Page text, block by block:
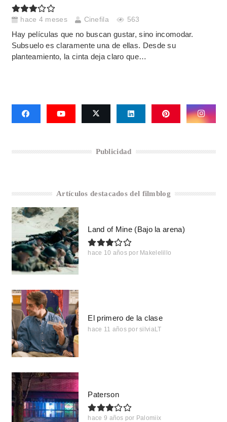
hace 4 meses Cinefila 563
Hay películas que no buscan gustar, sino incomodar.
Subsuelo es claramente una de ellas. Desde su
planteamiento, la cinta deja claro que…
Publicidad
Artículos destacados del filmblog
Land of Mine (Bajo la arena)
hace 10 años por Makelelillo
El primero de la clase
hace 11 años por silviaLT
Paterson
hace 9 años por Palomiix